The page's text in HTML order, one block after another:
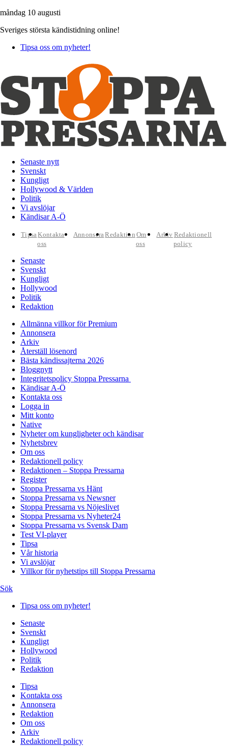
måndag 10 augusti
Sveriges största kändistidning online!
Tipsa oss om nyheter!
Senaste nytt
Svenskt
Kungligt
Hollywood & Världen
Politik
Vi avslöjar
Kändisar A-Ö
TipsaKontakta
oss
AnnonseraRedaktion Om
oss
Arkiv Redaktionell
policy
Senaste
Svenskt
Kungligt
Hollywood
Politik
Redaktion
Allmänna villkor för Premium
Annonsera
Arkiv
Återställ lösenord
Bästa kändissajterna 2026
Bloggnytt
Integritetspolicy Stoppa Pressarna
Kändisar A-Ö
Kontakta oss
Logga in
Mitt konto
Native
Nyheter om kungligheter och kändisar
Nyhetsbrev
Om oss
Redaktionell policy
Redaktionen – Stoppa Pressarna
Register
Stoppa Pressarna vs Hänt
Stoppa Pressarna vs Newsner
Stoppa Pressarna vs Nöjeslivet
Stoppa Pressarna vs Nyheter24
Stoppa Pressarna vs Svensk Dam
Test VI-player
Tipsa
Vår historia
Vi avslöjar
Villkor för nyhetstips till Stoppa Pressarna
Sök
Tipsa oss om nyheter!
Senaste
Svenskt
Kungligt
Hollywood
Politik
Redaktion
Tipsa
Kontakta oss
Annonsera
Redaktion
Om oss
Arkiv
Redaktionell policy